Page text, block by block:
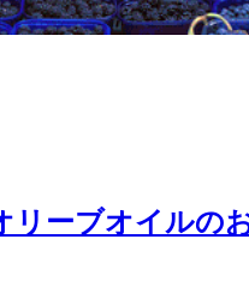
リーブオイルの